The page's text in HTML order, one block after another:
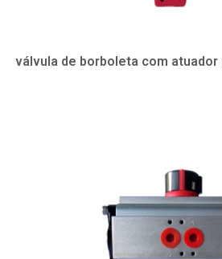
válvula de borboleta com atuador